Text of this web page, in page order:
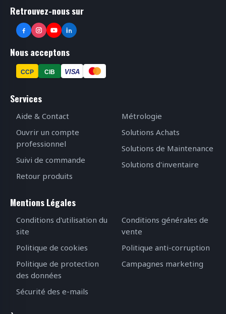
Retrouvez-nous sur
Nous acceptons
CCP CIB VISA
Services
Aide & Contact
Ouvrir un compte
professionnel
Suivi de commande
Retour produits
Métrologie
Solutions Achats
Solutions de Maintenance
Solutions d'inventaire
Mentions Légales
Conditions d'utilisation du
site
Politique de cookies
Politique de protection
des données
Sécurité des e-mails
Conditions générales de
vente
Politique anti-corruption
Campagnes marketing